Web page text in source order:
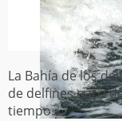
La Bahía de los
de delfines nariz
tiempo.